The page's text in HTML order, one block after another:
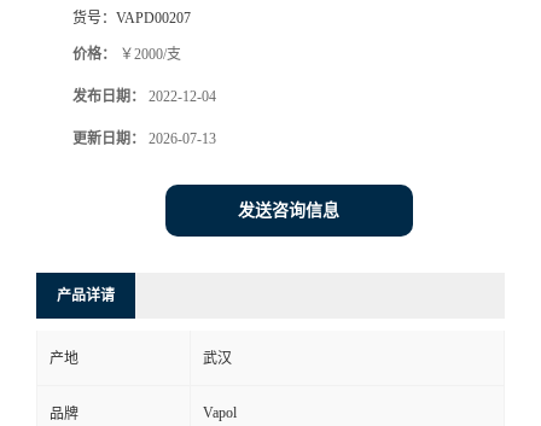
货号： VAPD00207
价格： ￥2000/支
发布日期： 2022-12-04
更新日期： 2026-07-13
发送咨询信息
产品详请
产地 武汉
品牌 Vapol